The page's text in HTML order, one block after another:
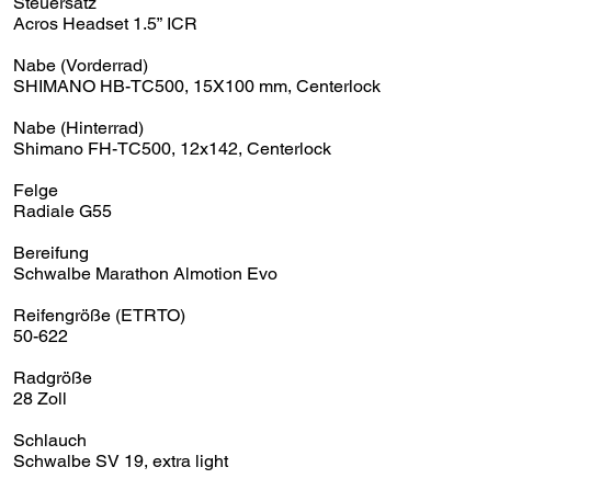
Acros Headset 1.5” ICR
Nabe (Vorderrad)
SHIMANO HB-TC500, 15X100 mm, Centerlock
Nabe (Hinterrad)
Shimano FH-TC500, 12x142, Centerlock
Felge
Radiale G55
Bereifung
Schwalbe Marathon Almotion Evo
Reifengröße (ETRTO)
50-622
Radgröße
28 Zoll
Schlauch
Schwalbe SV 19, extra light